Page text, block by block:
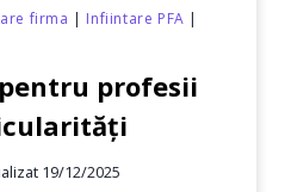
firma | Infiintare PFA |
profesii
19/12/2025